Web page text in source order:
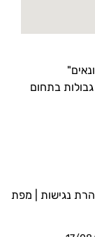
גבולות בתחום
נגישות
מפת